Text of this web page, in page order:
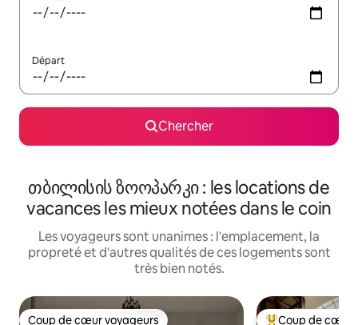
Départ
Chercher
თბილისის ზოოპარკი : les locations de
vacances les mieux notées dans le coin
Les voyageurs sont unanimes : l'emplacement, la
propreté et d'autres qualités de ces logements sont
très bien notés.
Coup de cœur voyageurs Coup de cœur